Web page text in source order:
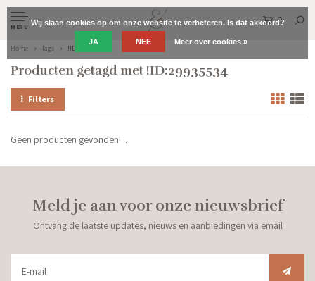
MENU
0
Home Tags !ID:29935534
Producten getagd met !ID:29935534
Filters
Geen producten gevonden!...
Meld je aan voor onze nieuwsbrief
Ontvang de laatste updates, nieuws en aanbiedingen via email
Wij slaan cookies op om onze website te verbeteren. Is dat akkoord?
JA NEE Meer over cookies »